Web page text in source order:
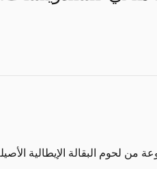
من لحوم البقالة الإيطالية